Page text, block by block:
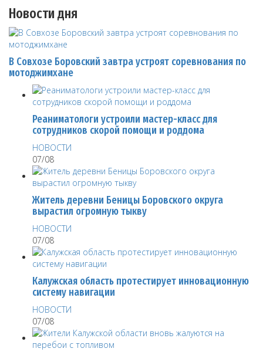
Новости дня
В Совхозе Боровский завтра устроят соревнования по
мотоджимхане
Реаниматологи устроили мастер-класс для
сотрудников скорой помощи и роддома
НОВОСТИ
07/08
Житель деревни Беницы Боровского округа
вырастил огромную тыкву
НОВОСТИ
07/08
Калужская область протестирует инновационную
систему навигации
НОВОСТИ
07/08